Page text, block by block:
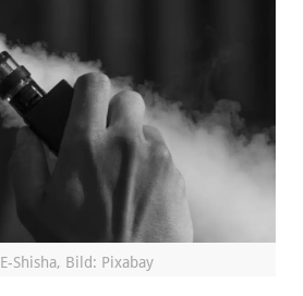
E-Shisha, Bild: Pixabay